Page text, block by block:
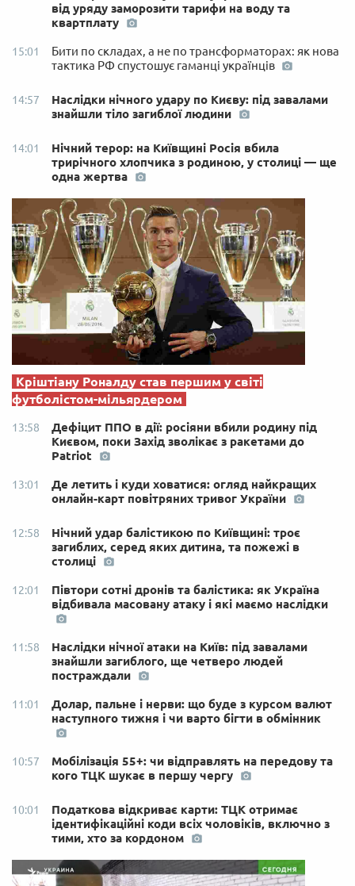
від уряду заморозити тарифи на воду та
квартплату
15:01
Бити по складах, а не по трансформаторах: як нова
тактика РФ спустошує гаманці українців
14:57
Наслідки нічного удару по Києву: під завалами
знайшли тіло загиблої людини
14:01
Нічний терор: на Київщині Росія вбила
трирічного хлопчика з родиною, у столиці — ще
одна жертва
Кріштіану Роналду став першим у світі
футболістом-мільярдером
13:58
Дефіцит ППО в дії: росіяни вбили родину під
Києвом, поки Захід зволікає з ракетами до
Patriot
13:01
Де летить і куди ховатися: огляд найкращих
онлайн-карт повітряних тривог України
12:58
Нічний удар балістикою по Київщині: троє
загиблих, серед яких дитина, та пожежі в
столиці
12:01
Півтори сотні дронів та балістика: як Україна
відбивала масовану атаку і які маємо наслідки
11:58
Наслідки нічної атаки на Київ: під завалами
знайшли загиблого, ще четверо людей
постраждали
11:01
Долар, пальне і нерви: що буде з курсом валют
наступного тижня і чи варто бігти в обмінник
10:57
Мобілізація 55+: чи відправлять на передову та
кого ТЦК шукає в першу чергу
10:01
Податкова відкриває карти: ТЦК отримає
ідентифікаційні коди всіх чоловіків, включно з
тими, хто за кордоном